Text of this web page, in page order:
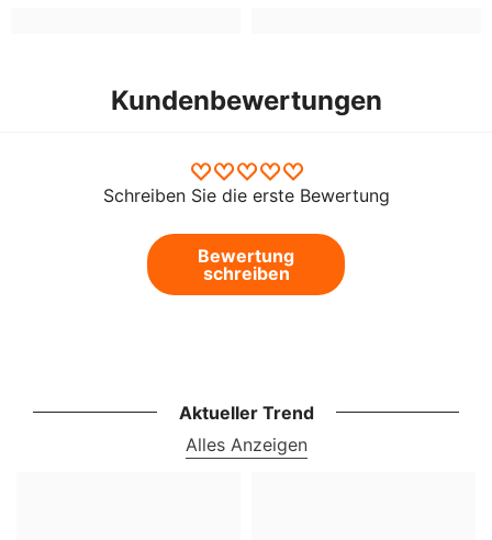
Kundenbewertungen
Schreiben Sie die erste Bewertung
Bewertung
schreiben
Aktueller Trend
Alles Anzeigen